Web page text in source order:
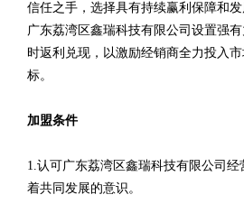
信任之手，选择具有持续赢利保障和
广东荔湾区鑫瑞科技有限公司设置强
时返利兑现，以激励经销商全力投入
标。
加盟条件
1.认可广东荔湾区鑫瑞科技有限公司
着共同发展的意识。